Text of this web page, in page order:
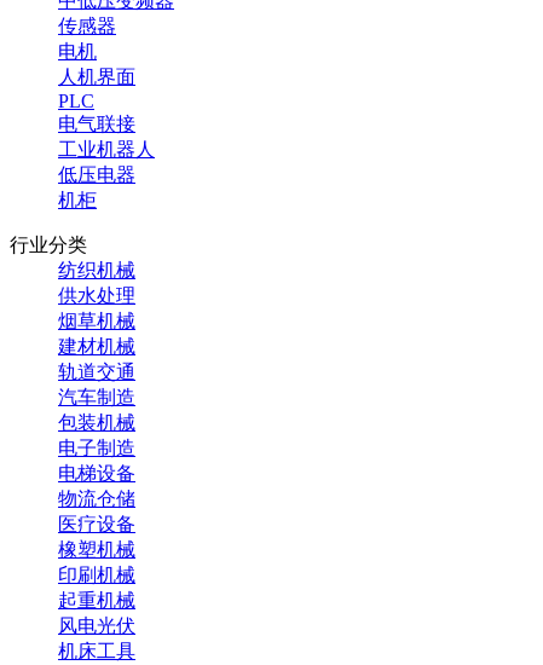
传感器
电机
人机界面
PLC
电气联接
工业机器人
低压电器
机柜
行业分类
纺织机械
供水处理
烟草机械
建材机械
轨道交通
汽车制造
包装机械
电子制造
电梯设备
物流仓储
医疗设备
橡塑机械
印刷机械
起重机械
风电光伏
机床工具